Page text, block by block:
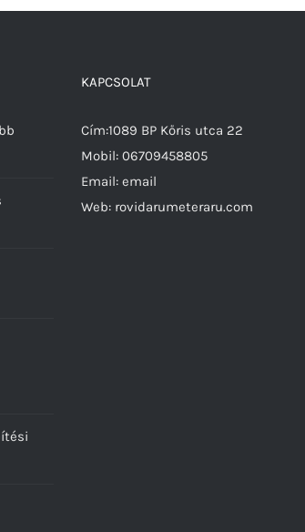
változatok
termékoldalon
választhatók
ki
KAPCSOLAT
Cím:1089 BP Kőris utca 22
Mobil: 06709458805
Email: email
Web: rovidarumeteraru.com